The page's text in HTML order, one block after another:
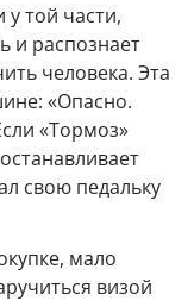
той части,
и распознает
человека. Эта
«Опасно.
«Тормоз»
свою педальку
мало
визой